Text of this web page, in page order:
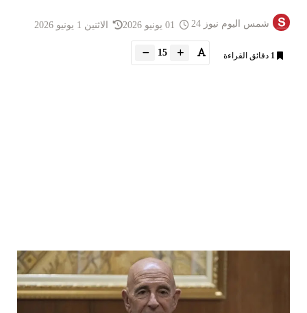
شمس اليوم نيوز 24 الاثنين 1 يونيو 2026
1 دقائق القراءة 15